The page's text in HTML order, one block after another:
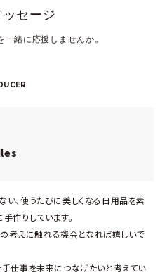
セージ
緒に応援しませんか。
い、使うたびに美しくなる日用品を素
作りしています。
考えに触れる機会となれば嬉しいで
手仕事を未来につなげたいと考えてい